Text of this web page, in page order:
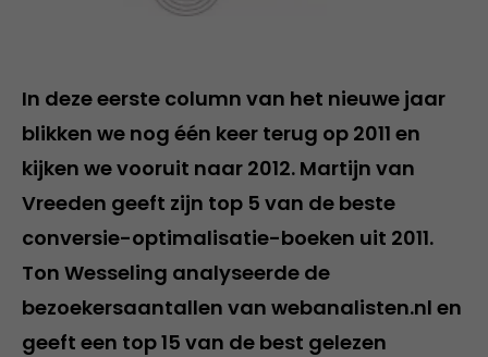
In deze eerste column van het nieuwe jaar
blikken we nog één keer terug op 2011 en
kijken we vooruit naar 2012. Martijn van
Vreeden geeft zijn top 5 van de beste
conversie-optimalisatie-boeken uit 2011.
Ton Wesseling analyseerde de
bezoekersaantallen van webanalisten.nl en
geeft een top 15 van de best gelezen